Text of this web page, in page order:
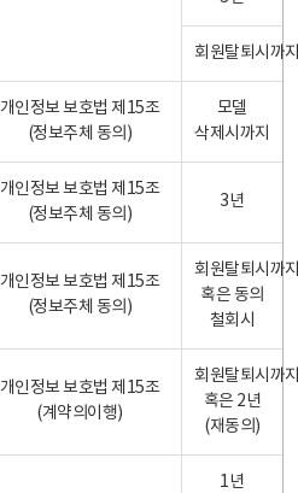
회원탈퇴시까
개인정보 보호법 제15조
(정보주체 동의)
모델
삭제시까지
개인정보 보호법 제15조
(정보주체 동의)
3년
개인정보 보호법 제15조
(정보주체 동의)
회원탈퇴시까
혹은 동의
철회시
개인정보 보호법 제15조
(계약의이행)
회원탈퇴시까
혹은 2년
(재동의)
1년